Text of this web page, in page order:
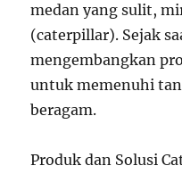
medan yang sulit,
(caterpillar). Sejak
mengembangkan
untuk memenuhi
beragam.
Produk dan Solusi